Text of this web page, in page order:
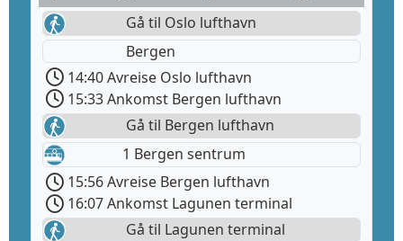
Gå til Oslo lufthavn
Bergen
14:40 Avreise Oslo lufthavn
15:33 Ankomst Bergen lufthavn
Gå til Bergen lufthavn
1 Bergen sentrum
15:56 Avreise Bergen lufthavn
16:07 Ankomst Lagunen terminal
Gå til Lagunen terminal